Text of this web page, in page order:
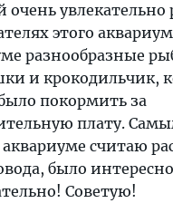
очень увлекательно
этого
разнообразные
и крокодильчик,
покормить за
плату.
считаю
было
Советую!